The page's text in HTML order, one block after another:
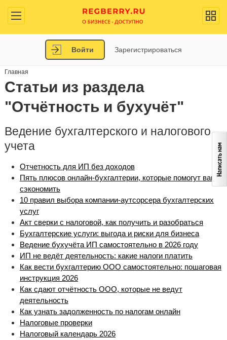
Войти Зарегистрироваться
Главная
Статьи из раздела
"Отчётность и бухучёт"
Ведение бухгалтерского и налогового
учета
Отчетность для ИП без доходов
Пять плюсов онлайн-бухгалтерии, которые помогут вам
сэкономить
10 правил выбора компании-аутсорсера бухгалтерских
услуг
Акт сверки с налоговой, как получить и разобраться
Бухгалтерские услуги: выгода и риски для бизнеса
Ведение бухучёта ИП самостоятельно в 2026 году
ИП не ведёт деятельность: какие налоги платить
Как вести бухгалтерию ООО самостоятельно: пошаговая
инструкция 2026
Как сдают отчётность ООО, которые не ведут
деятельность
Как узнать задолженность по налогам онлайн
Налоговые проверки
Налоговый календарь 2026